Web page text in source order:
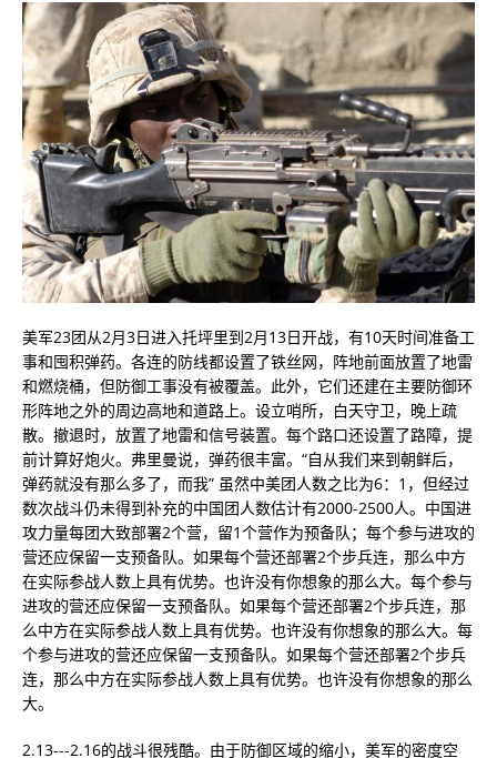
美军23团从2月3日进入托坪里到2月13日开战，有10天时间准备工
事和囤积弹药。各连的防线都设置了铁丝网，阵地前面放置了地雷
和燃烧桶，但防御工事没有被覆盖。此外，它们还建在主要防御环
形阵地之外的周边高地和道路上。设立哨所，白天守卫，晚上疏
散。撤退时，放置了地雷和信号装置。每个路口还设置了路障，提
前计算好炮火。弗里曼说，弹药很丰富。“自从我们来到朝鲜后，
弹药就没有那么多了，而我” 虽然中美团人数之比为6：1，但经过
数次战斗仍未得到补充的中国团人数估计有2000-2500人。中国进
攻力量每团大致部署2个营，留1个营作为预备队；每个参与进攻的
营还应保留一支预备队。如果每个营还部署2个步兵连，那么中方
在实际参战人数上具有优势。也许没有你想象的那么大。每个参与
进攻的营还应保留一支预备队。如果每个营还部署2个步兵连，那
么中方在实际参战人数上具有优势。也许没有你想象的那么大。每
个参与进攻的营还应保留一支预备队。如果每个营还部署2个步兵
连，那么中方在实际参战人数上具有优势。也许没有你想象的那么
大。
2.13---2.16的战斗很残酷。由于防御区域的缩小，美军的密度空